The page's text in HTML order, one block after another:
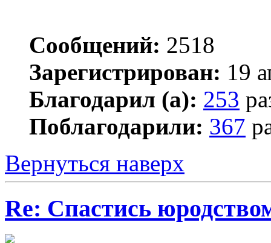
Сообщений: 2518
Зарегистрирован: 19
Благодарил (а): 253
Поблагодарили: 367
Вернуться наверх
Re: Спастись